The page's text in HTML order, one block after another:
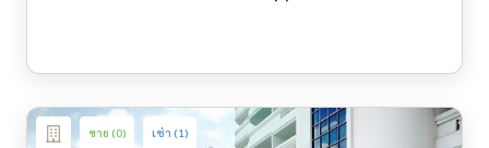
ขาย (0) เช่า (1)